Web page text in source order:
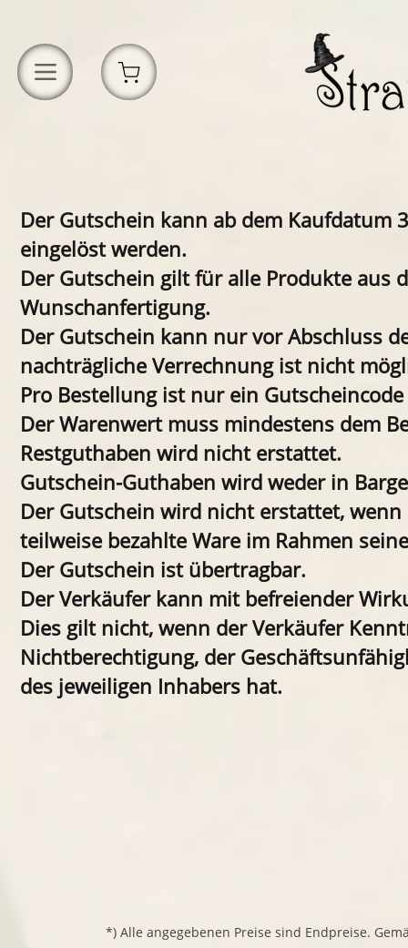
Der Gutschein kann ab dem Kaufdatum
eingelöst werden.
Der Gutschein gilt für alle Produkte aus
Wunschanfertigung.
Der Gutschein kann nur vor Abschluss
nachträgliche Verrechnung ist nicht
Pro Bestellung ist nur ein
Der Warenwert muss mindestens dem
Restguthaben wird nicht erstattet.
Gutschein-Guthaben wird weder in
Der Gutschein wird nicht erstattet,
teilweise bezahlte Ware im Rahmen
Der Gutschein ist übertragbar.
Der Verkäufer kann mit befreiender
Dies gilt nicht, wenn der Verkäufer
Nichtberechtigung, der
des jeweiligen Inhabers hat.
*) Alle angegebenen Preise sind Endpreise.